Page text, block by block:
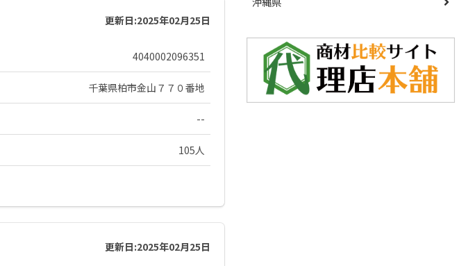
更新日:2025年02月25日
4040002096351
千葉県柏市金山７７０番地
--
105人
更新日:2025年02月25日